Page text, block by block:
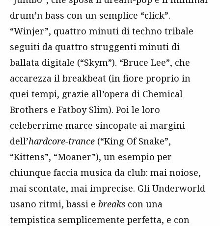
drum’n bass con un semplice “click”.
“Winjer”, quattro minuti di techno tribale
seguiti da quattro struggenti minuti di
ballata digitale (“Skym”). “Bruce Lee”, che
accarezza il breakbeat (in fiore proprio in
quei tempi, grazie all’opera di Chemical
Brothers e Fatboy Slim). Poi le loro
celeberrime marce sincopate ai margini
dell’hardcore-trance (“King Of Snake”,
“Kittens”, “Moaner”), un esempio per
chiunque faccia musica da club: mai noiose,
mai scontate, mai imprecise. Gli Underworld
usano ritmi, bassi e breaks con una
tempistica semplicemente perfetta, e con